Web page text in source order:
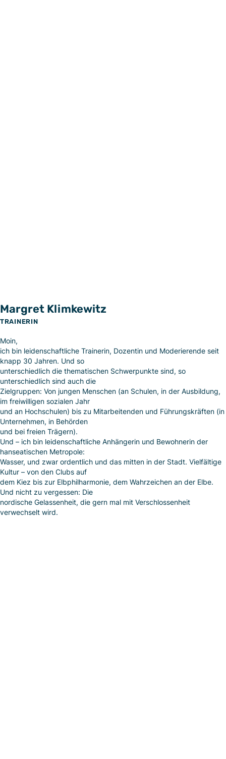
Margret Klimkewitz
TRAINERIN
Moin,
ich bin leidenschaftliche Trainerin, Dozentin und Moderierende seit
knapp 30 Jahren. Und so
unterschiedlich die thematischen Schwerpunkte sind, so
unterschiedlich sind auch die
Zielgruppen: Von jungen Menschen (an Schulen, in der Ausbildung,
im freiwilligen sozialen Jahr
und an Hochschulen) bis zu Mitarbeitenden und Führungskräften (in
Unternehmen, in Behörden
und bei freien Trägern).
Und – ich bin leidenschaftliche Anhängerin und Bewohnerin der
hanseatischen Metropole:
Wasser, und zwar ordentlich und das mitten in der Stadt. Vielfältige
Kultur – von den Clubs auf
dem Kiez bis zur Elbphilharmonie, dem Wahrzeichen an der Elbe.
Und nicht zu vergessen: Die
nordische Gelassenheit, die gern mal mit Verschlossenheit
verwechselt wird.